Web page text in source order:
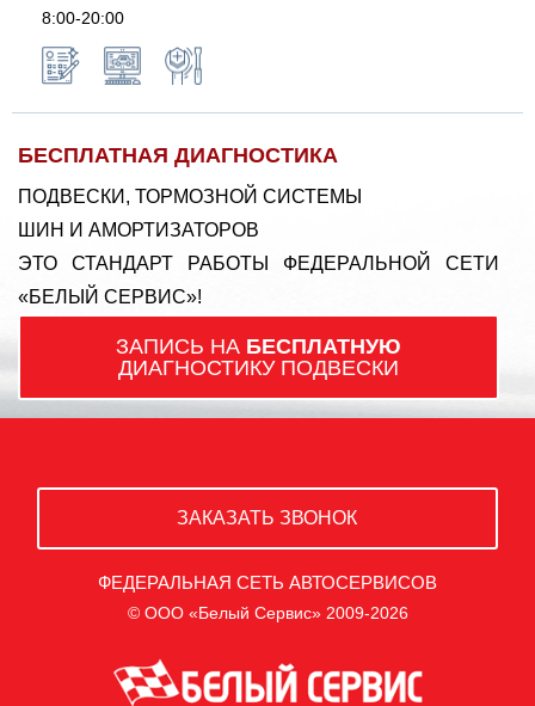
8:00-20:00
БЕСПЛАТНАЯ ДИАГНОСТИКА
ПОДВЕСКИ, ТОРМОЗНОЙ СИСТЕМЫ
ШИН И АМОРТИЗАТОРОВ
ЭТО СТАНДАРТ РАБОТЫ ФЕДЕРАЛЬНОЙ СЕТИ
«БЕЛЫЙ СЕРВИС»!
ЗАПИСЬ НА БЕСПЛАТНУЮ
ДИАГНОСТИКУ ПОДВЕСКИ
ЗАКАЗАТЬ ЗВОНОК
ФЕДЕРАЛЬНАЯ СЕТЬ АВТОСЕРВИСОВ
© ООО «Белый Сервис» 2009-2026